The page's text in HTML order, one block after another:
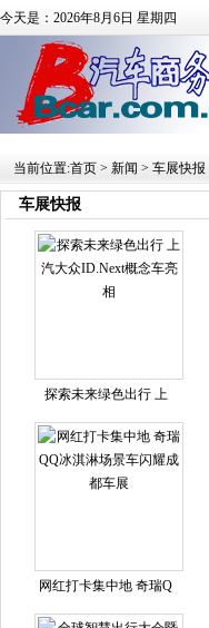
今天是：2026年8月6日 星期四
当前位置:首页 > 新闻 > 车展快报
车展快报
探索未来绿色出行 上
网红打卡集中地 奇瑞Q